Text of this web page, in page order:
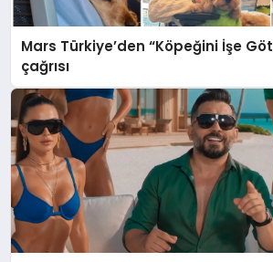
Mars Türkiye’den “Köpeğini İşe
çağrısı